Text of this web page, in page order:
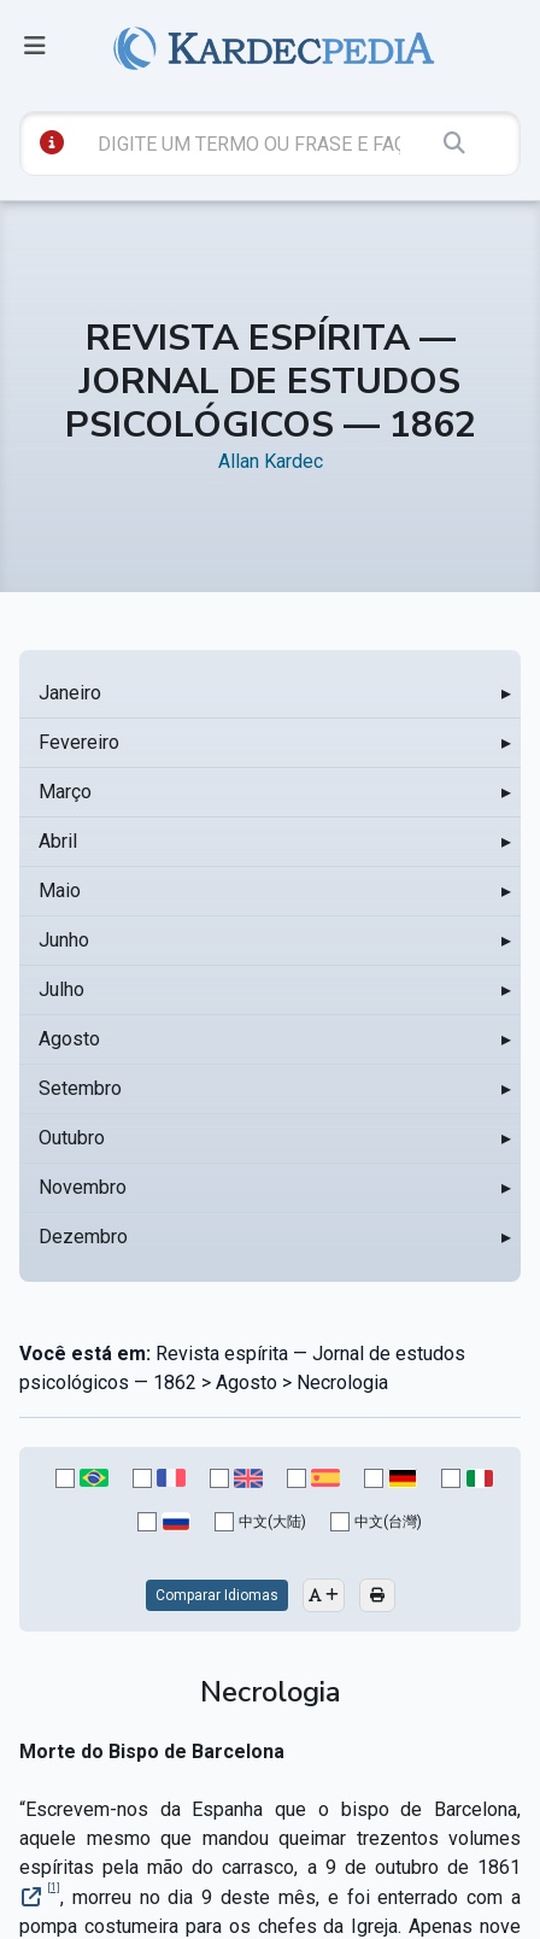
REVISTA ESPÍRITA —
JORNAL DE ESTUDOS
PSICOLÓGICOS — 1862
Allan Kardec
Janeiro ▸
Fevereiro ▸
Março ▸
Abril ▸
Maio ▸
Junho ▸
Julho ▸
Agosto ▸
Setembro ▸
Outubro ▸
Novembro ▸
Dezembro ▸
Você está em: Revista espírita — Jornal de estudos
psicológicos — 1862 > Agosto > Necrologia
中文(大陆) 中文(台灣)
Comparar Idiomas
Necrologia
Morte do Bispo de Barcelona
“Escrevem-nos da Espanha que o bispo de Barcelona,
aquele mesmo que mandou queimar trezentos volumes
espíritas pela mão do carrasco, a 9 de outubro de 1861
[1] , morreu no dia 9 deste mês, e foi enterrado com a
pompa costumeira para os chefes da Igreja. Apenas nove